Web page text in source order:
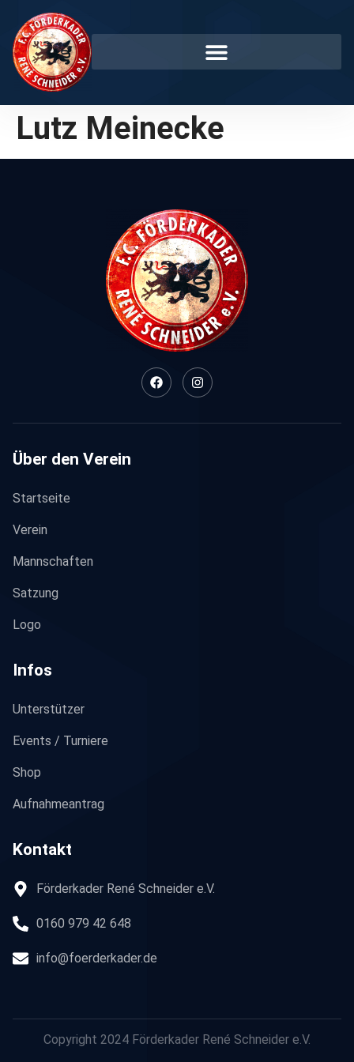
Lutz Meinecke
Über den Verein
Startseite
Verein
Mannschaften
Satzung
Logo
Infos
Unterstützer
Events / Turniere
Shop
Aufnahmeantrag
Kontakt
Förderkader René Schneider e.V.
0160 979 42 648
info@foerderkader.de
Copyright 2024 Förderkader René Schneider e.V.